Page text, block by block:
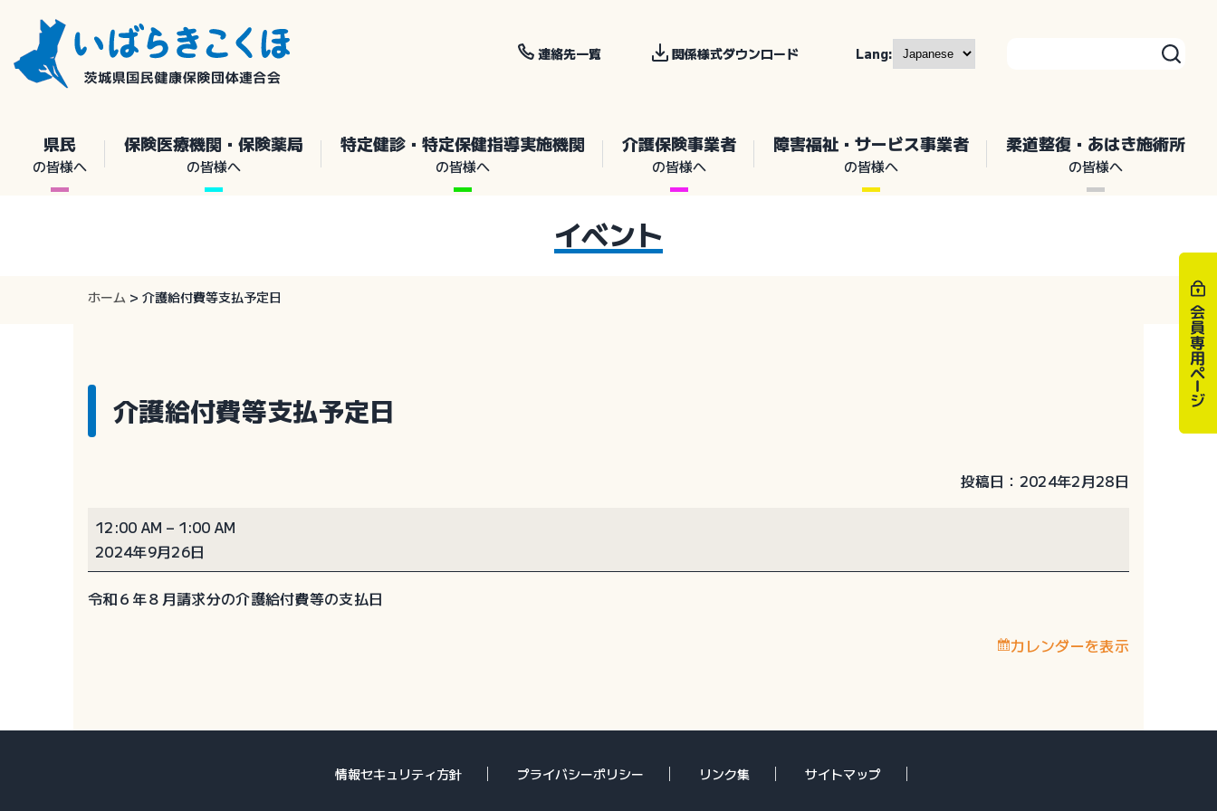
content
連絡先一覧 関係様式ダウンロード Lang:
県民
の皆様へ
保険医療機関・保険薬局
の皆様へ
特定健診・特定保健指導実施機関
の皆様へ
介護保険事業者
の皆様へ
障害福祉・サービス事業者
の皆様へ
柔道整復・あはき施術所
の皆様へ
イベント
ホーム > 介護給付費等支払予定日
介護給付費等支払予定日
投稿日：2024年2月28日
介
護
給
付
12:00 AM – 1:00 AM
2024年9月26日
令和６年８月請求分の介護給付費等の支払日
カレンダーを表示
情報セキュリティ方針 プライバシーポリシー リンク集 サイトマップ